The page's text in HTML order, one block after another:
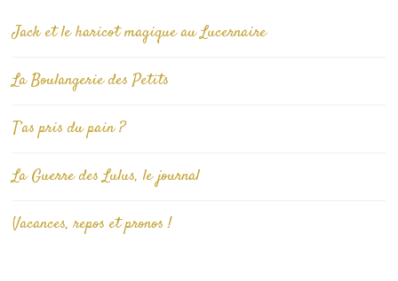
Jack et le haricot magique au Lucernaire
La Boulangerie des Petits
T’as pris du pain ?
La Guerre des Lulus, le journal
Vacances, repos et pronos !